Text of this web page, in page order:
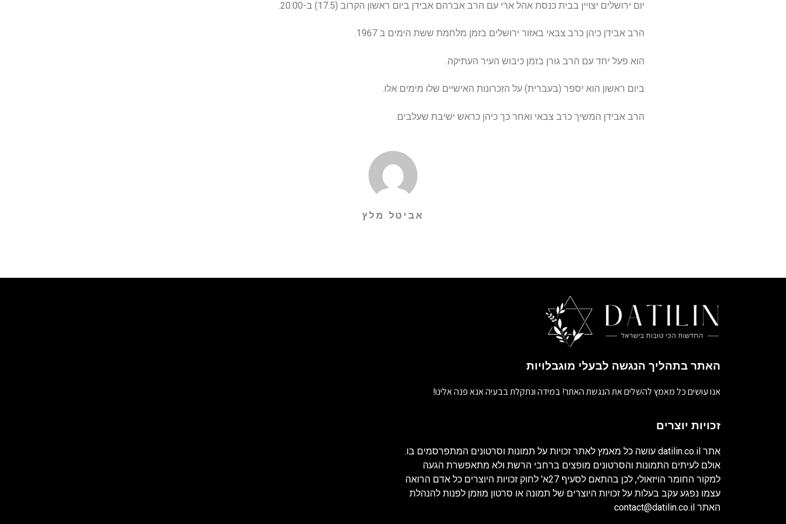
יום ירושלים יצויין בבית כנסת אהל ארי עם הרב אברהם אבידן ביום ראשון הקרוב (17.5) ב-20:00.
הרב אבידן כיהן כרב צבאי באזור ירושלים בזמן מלחמת ששת הימים ב 1967.
הוא פעל יחד עם הרב גורן בזמן כיבוש העיר העתיקה.
ביום ראשון הוא יספר (בעברית) על הזכרונות האישיים שלו מימים אלו.
הרב אבידן המשיך כרב צבאי ואחר כך כיהן כראש ישיבת שעלבים.
אביטל מלץ
האתר בתהליך הנגשה לבעלי מוגבלויות
אנו עושים כל מאמץ להשלים את הנגשת האתר! במידה ונתקלת בבעיה אנא פנה אלינו!
זכויות יוצרים
אתר datilin.co.il עושה כל מאמץ לאתר זכויות על תמונות וסרטונים המתפרסמים בו.
אולם לעיתים התמונות והסרטונים מופצים ברחבי הרשת ולא מתאפשרת הגעה
למקור החומר הויזאולי, לכן בהתאם לסעיף 27א' לחוק זכויות היוצרים כל אדם הרואה
עצמו נפגע עקב בעלות על זכויות היוצרים של תמונה או סרטון מוזמן לפנות להנהלת
האתר contact@datilin.co.il